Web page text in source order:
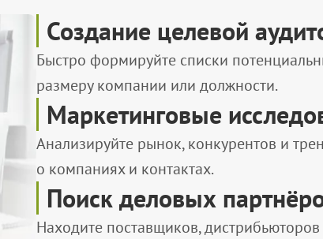
Создание целевой
Быстро формируйте списки
размеру компании или должности.
Маркетинговые
Анализируйте рынок, конкурентов и
о компаниях и контактах.
Поиск деловых
Находите поставщиков, дистрибьюторов